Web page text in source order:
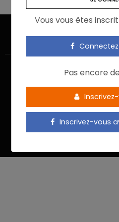
Vous vous êtes
Pas encore
Inscrivez-vous
ACCUEIL JE M’INSCRIS
MENTIONS LÉGALES
Food In